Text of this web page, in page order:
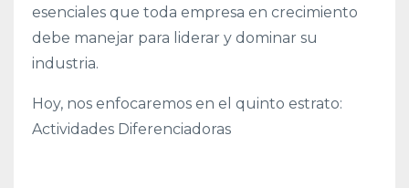
esenciales que toda empresa en crecimiento
debe manejar para liderar y dominar su
industria.
Hoy, nos enfocaremos en el quinto estrato:
Actividades Diferenciadoras